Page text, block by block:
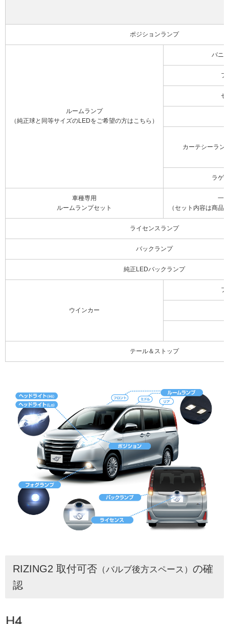
ポジションランプ
ルームランプ
（純正球と同等サイズのLEDをご希望の方はこちら）
バニ
フ
セ
カーテシーラン
ラゲ
車種専用
ルームランプセット
一
（セット内容は商品
ライセンスランプ
バックランプ
純正LEDバックランプ
ウインカー
フ
テール＆ストップ
RIZING2 取付可否 （バルブ後方スペース） の確
認